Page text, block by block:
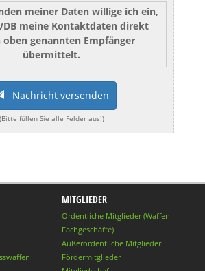
meiner Daten willige ich ein,
meine Kontaktdaten direkt
oben genannten Empfänger
übermittelt.
Nachricht versenden
(Bitte füllen Sie alle Felder aus!)
MITGLIEDER
Ordentliche Mitglieder (Waffen-
Fachgeschäfte)
Außerordentliche Mitglieder
Fördermitglieder